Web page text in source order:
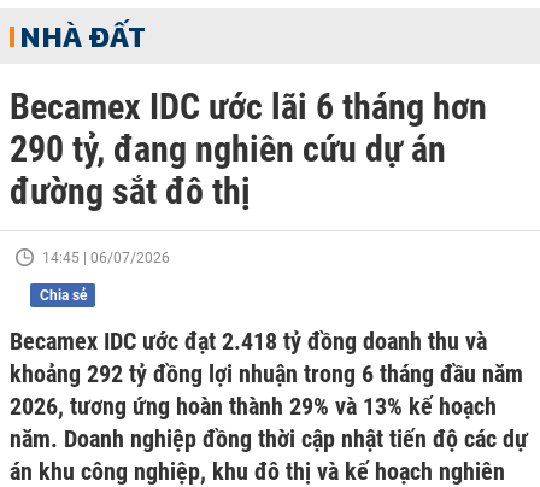
NHÀ ĐẤT
Becamex IDC ước lãi 6 tháng hơn
290 tỷ, đang nghiên cứu dự án
đường sắt đô thị
14:45 | 06/07/2026
Chia sẻ
Becamex IDC ước đạt 2.418 tỷ đồng doanh thu và
khoảng 292 tỷ đồng lợi nhuận trong 6 tháng đầu năm
2026, tương ứng hoàn thành 29% và 13% kế hoạch
năm. Doanh nghiệp đồng thời cập nhật tiến độ các dự
án khu công nghiệp, khu đô thị và kế hoạch nghiên